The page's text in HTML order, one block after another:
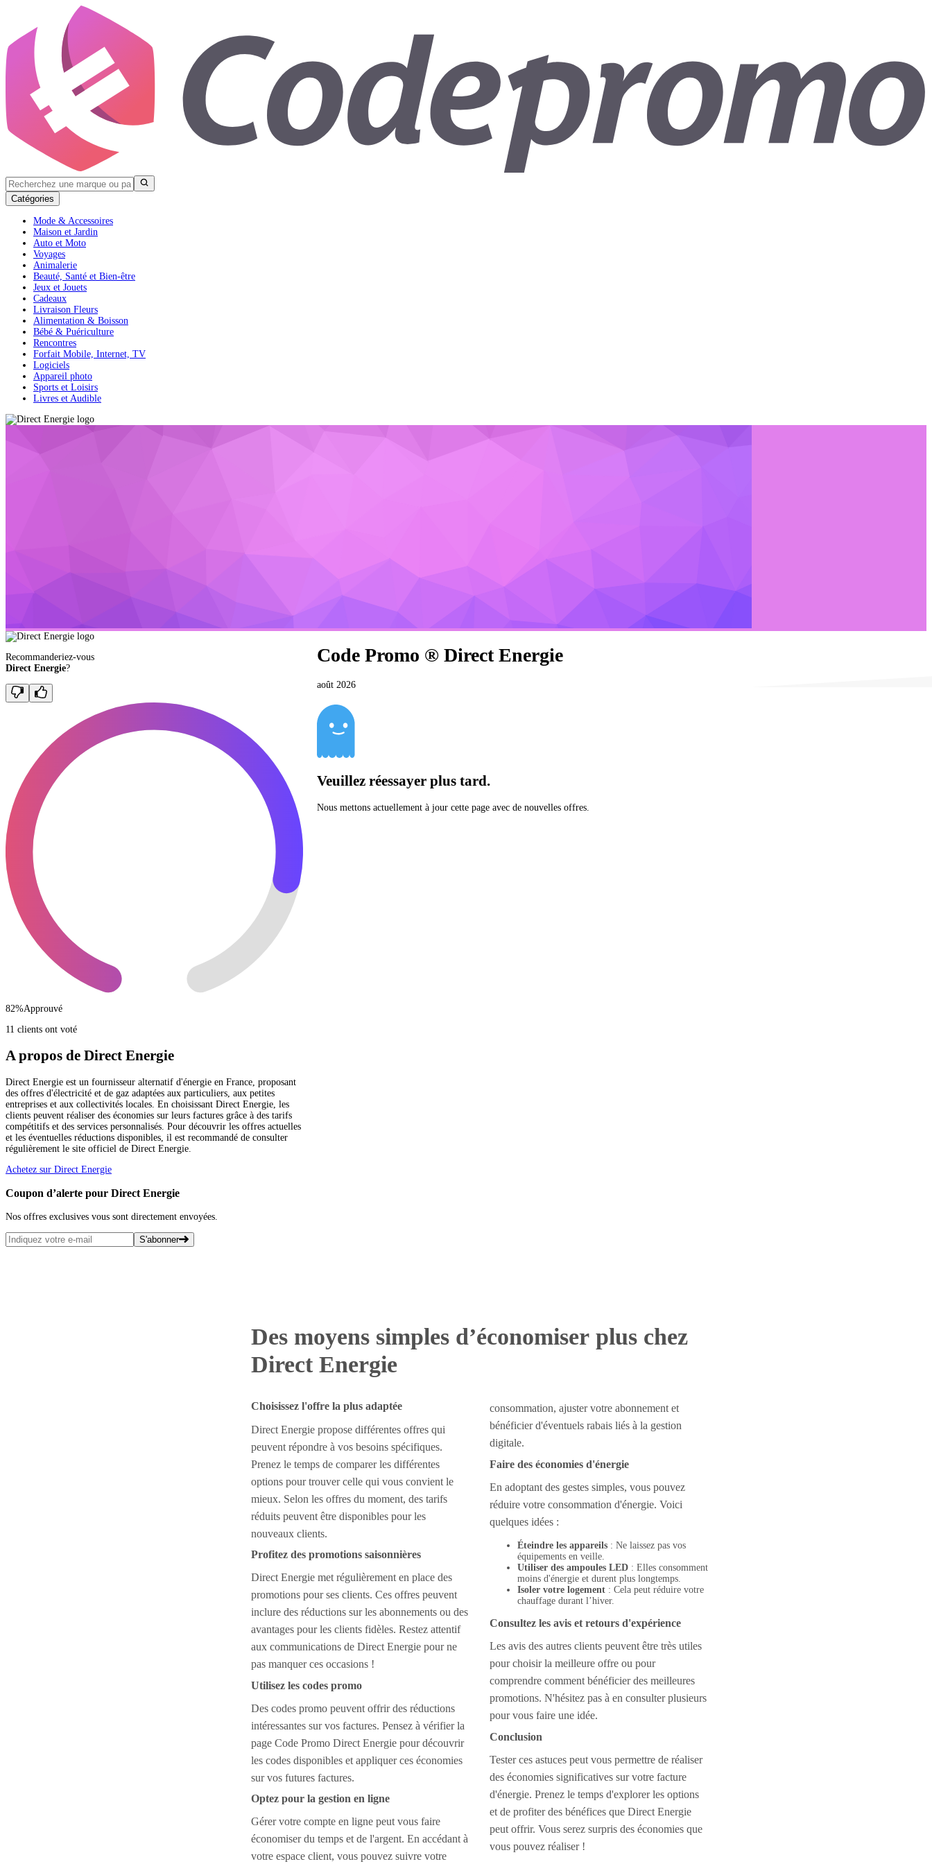
Catégories
Mode & Accessoires
Maison et Jardin
Auto et Moto
Voyages
Animalerie
Beauté, Santé et Bien-être
Jeux et Jouets
Cadeaux
Livraison Fleurs
Alimentation & Boisson
Bébé & Puériculture
Rencontres
Forfait Mobile, Internet, TV
Logiciels
Appareil photo
Sports et Loisirs
Livres et Audible
Code Promo ® Direct Energie
août 2026
Veuillez réessayer plus tard.
Nous mettons actuellement à jour cette page avec de nouvelles offres.
Recommanderiez-vous
Direct Energie?
82%Approuvé
11 clients ont voté
A propos de Direct Energie
Direct Energie est un fournisseur alternatif d'énergie en France, proposant
des offres d'électricité et de gaz adaptées aux particuliers, aux petites
entreprises et aux collectivités locales. En choisissant Direct Energie, les
clients peuvent réaliser des économies sur leurs factures grâce à des tarifs
compétitifs et des services personnalisés. Pour découvrir les offres actuelles
et les éventuelles réductions disponibles, il est recommandé de consulter
régulièrement le site officiel de Direct Energie.
Achetez sur Direct Energie
Coupon d’alerte pour Direct Energie
Nos offres exclusives vous sont directement envoyées.
S'abonner
Des moyens simples d’économiser plus chez
Direct Energie
Choisissez l'offre la plus adaptée
Direct Energie propose différentes offres qui
peuvent répondre à vos besoins spécifiques.
Prenez le temps de comparer les différentes
options pour trouver celle qui vous convient le
mieux. Selon les offres du moment, des tarifs
réduits peuvent être disponibles pour les
nouveaux clients.
Profitez des promotions saisonnières
Direct Energie met régulièrement en place des
promotions pour ses clients. Ces offres peuvent
inclure des réductions sur les abonnements ou des
avantages pour les clients fidèles. Restez attentif
aux communications de Direct Energie pour ne
pas manquer ces occasions !
Utilisez les codes promo
Des codes promo peuvent offrir des réductions
intéressantes sur vos factures. Pensez à vérifier la
page Code Promo Direct Energie pour découvrir
les codes disponibles et appliquer ces économies
sur vos futures factures.
Optez pour la gestion en ligne
Gérer votre compte en ligne peut vous faire
économiser du temps et de l'argent. En accédant à
votre espace client, vous pouvez suivre votre
consommation, ajuster votre abonnement et
bénéficier d'éventuels rabais liés à la gestion
digitale.
Faire des économies d'énergie
En adoptant des gestes simples, vous pouvez
réduire votre consommation d'énergie. Voici
quelques idées :
Éteindre les appareils : Ne laissez pas vos
équipements en veille.
Utiliser des ampoules LED : Elles consomment
moins d'énergie et durent plus longtemps.
Isoler votre logement : Cela peut réduire votre
chauffage durant l’hiver.
Consultez les avis et retours d'expérience
Les avis des autres clients peuvent être très utiles
pour choisir la meilleure offre ou pour
comprendre comment bénéficier des meilleures
promotions. N'hésitez pas à en consulter plusieurs
pour vous faire une idée.
Conclusion
Tester ces astuces peut vous permettre de réaliser
des économies significatives sur votre facture
d'énergie. Prenez le temps d'explorer les options
et de profiter des bénéfices que Direct Energie
peut offrir. Vous serez surpris des économies que
vous pouvez réaliser !